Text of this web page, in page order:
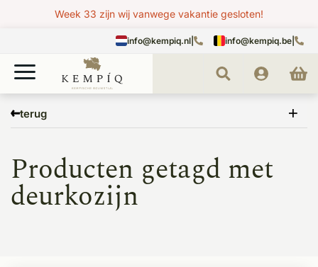
Week 33 zijn wij vanwege vakantie gesloten!
info@kempiq.nl info@kempiq.be
terug
deurkozijn
Producten getagd met
deurkozijn